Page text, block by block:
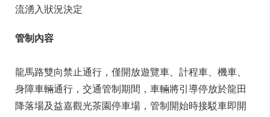
流湧入狀況決定
管制內容
龍馬路雙向禁止通行，僅開放遊覽車、計程車、機車、
身障車輛通行，交通管制期間，車輛將引導停放於龍田
降落場及益嘉觀光茶園停車場，管制開始時接駁車即開